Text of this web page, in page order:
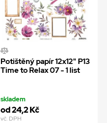
Potištěný papír 12x12" P13
Time to Relax 07 - 1 list
skladem
od 24,2 Kč
vč. DPH